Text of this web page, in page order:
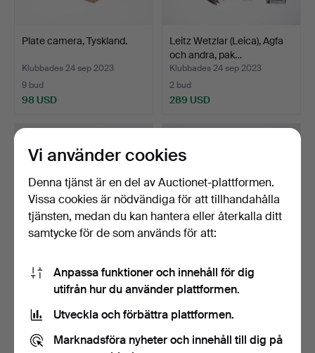
Plate camera, Tyskland.
Klubbades 24 sep 2023
9 bud
98 USD
Leitz Wetzlar (Leica), Agfa
och andra, pak…
Klubbades 24 sep 2023
2 bud
289 USD
Canon, två kameror, modell
'AE-1', 1970-ta…
2 bud
64 USD
Leitz Wetzlar,
kamerabund/tre objektiv,
16 bud
514 USD
Vi använder cookies
Denna tjänst är en del av Auctionet-plattformen.
Vissa cookies är nödvändiga för att tillhandahålla
tjänsten, medan du kan hantera eller återkalla ditt
samtycke för de som används för att:
Anpassa funktioner och innehåll för dig
utifrån hur du använder plattformen.
Utveckla och förbättra plattformen.
Marknadsföra nyheter och innehåll till dig på